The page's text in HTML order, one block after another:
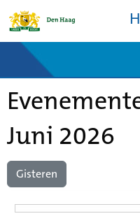
Nieuws
Ontdek de stad
De studiezaal
Over ons
Contact
Juni 2026
Gisteren